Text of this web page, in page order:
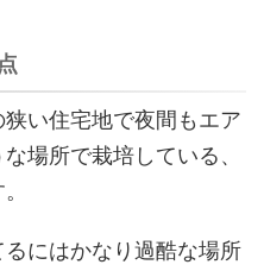
狭い住宅地で夜間もエア
場所で栽培している、
にはかなり過酷な場所